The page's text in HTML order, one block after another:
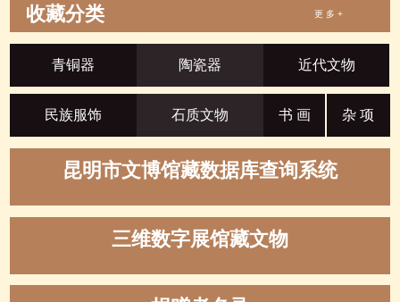
收藏分类 更 多 +
青铜器 陶瓷器 近代文物
民族服饰 石质文物 书 画 杂 项
昆明市文博馆藏数据库查询系统
三维数字展馆藏文物